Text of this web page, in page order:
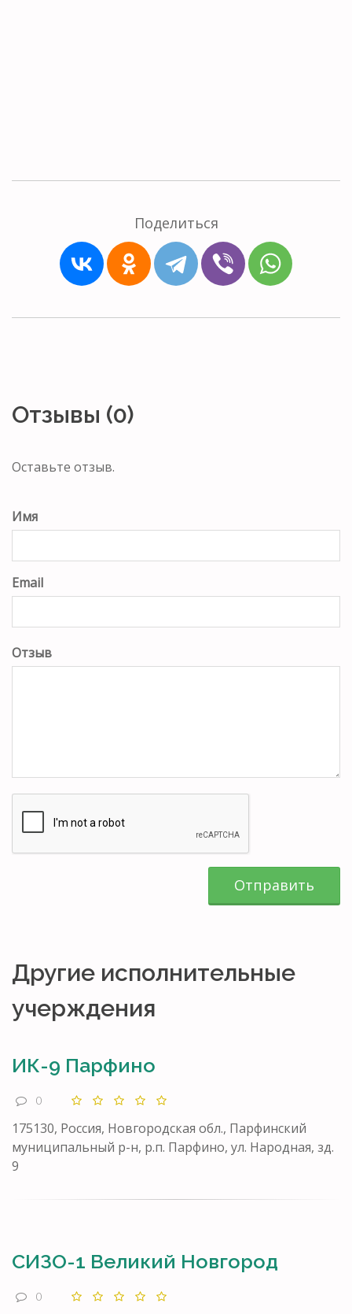
Поделиться
Отзывы (0)
Оставьте отзыв.
Имя
Email
Отзыв
Отправить
Другие исполнительные
учерждения
ИК-9 Парфино
0
175130, Россия, Новгородская обл., Парфинский
муниципальный р-н, р.п. Парфино, ул. Народная, зд.
9
СИЗО-1 Великий Новгород
0